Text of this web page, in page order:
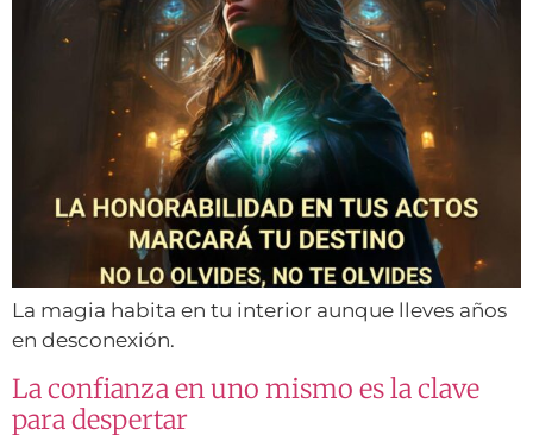
La magia habita en tu interior aunque lleves años
en desconexión.
La confianza en uno mismo es la clave
para despertar